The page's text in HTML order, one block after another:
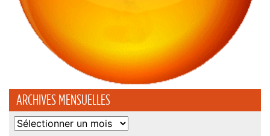
ARCHIVES MENSUELLES
Archives